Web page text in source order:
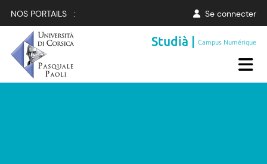
NOS PORTAILS : Se connecter
Studià |Campus Numérique